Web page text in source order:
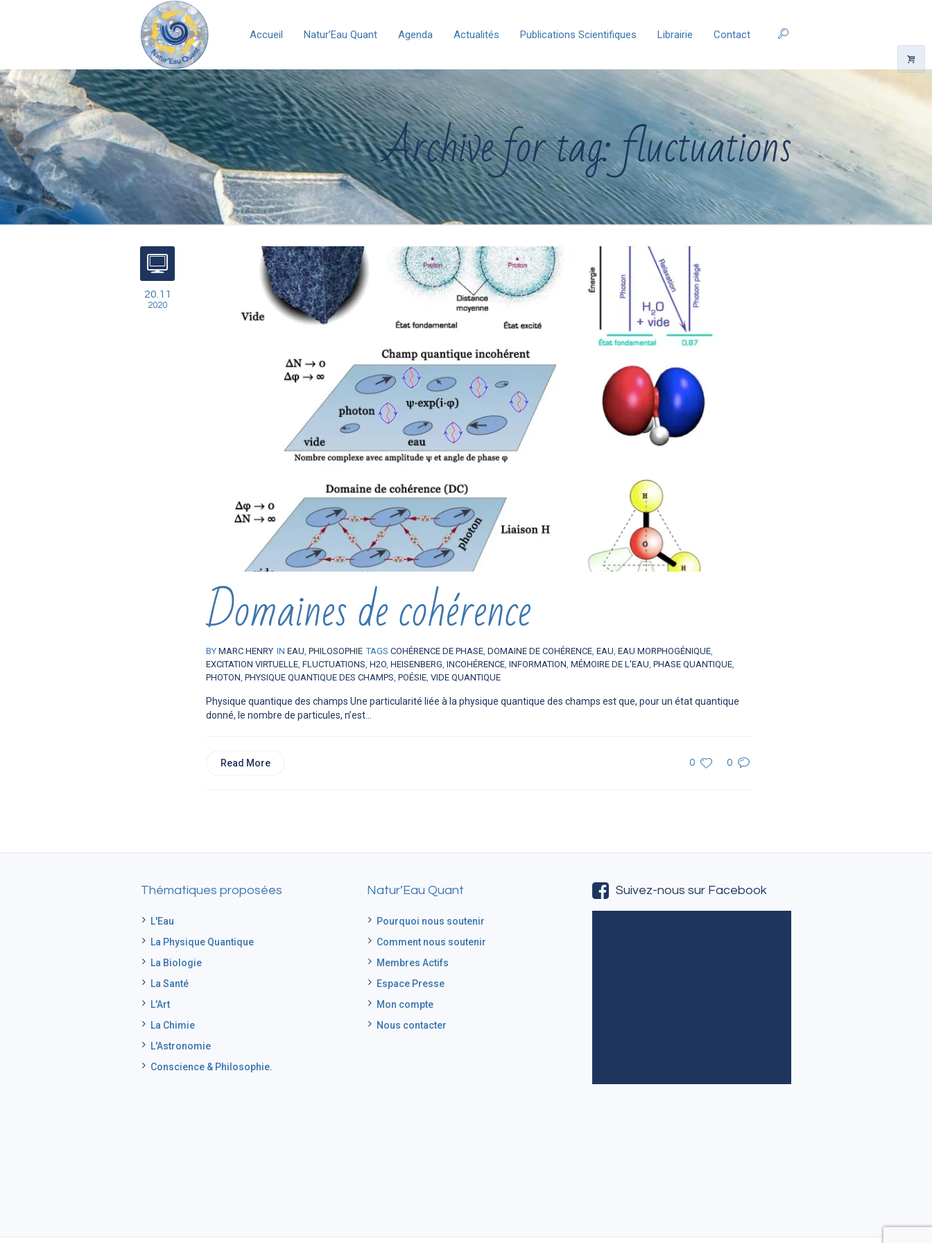
Accueil Natur’Eau Quant Agenda Actualités Publications Scientifiques Librairie Contact
Archive for tag: fluctuations
20.11
2020
Domaines de cohérence
BY MARC HENRY IN EAU, PHILOSOPHIE TAGS COHÉRENCE DE PHASE, DOMAINE DE COHÉRENCE, EAU, EAU MORPHOGÉNIQUE,
EXCITATION VIRTUELLE, FLUCTUATIONS, H2O, HEISENBERG, INCOHÉRENCE, INFORMATION, MÉMOIRE DE L'EAU, PHASE QUANTIQUE,
PHOTON, PHYSIQUE QUANTIQUE DES CHAMPS, POÉSIE, VIDE QUANTIQUE
Physique quantique des champs Une particularité liée à la physique quantique des champs est que, pour un état quantique
donné, le nombre de particules, n’est...
0 0
Read More
Thématiques proposées
L'Eau
La Physique Quantique
La Biologie
La Santé
L'Art
La Chimie
L'Astronomie
Conscience & Philosophie.
Natur’Eau Quant
Pourquoi nous soutenir
Comment nous soutenir
Membres Actifs
Espace Presse
Mon compte
Nous contacter
Suivez-nous sur Facebook